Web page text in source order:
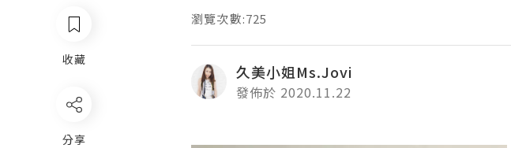
收藏
分享
瀏覽次數:725
久美小姐Ms.Jovi
發佈於 2020.11.22